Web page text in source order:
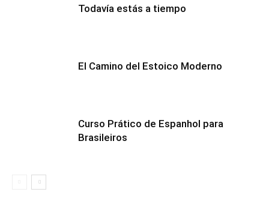
Todavía estás a tiempo
El Camino del Estoico Moderno
Curso Prático de Espanhol para
Brasileiros